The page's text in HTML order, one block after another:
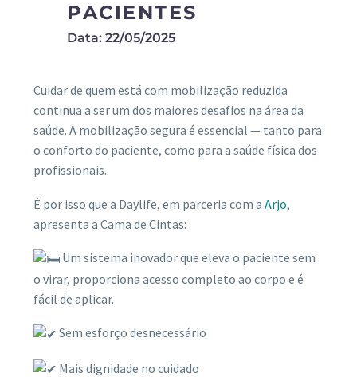
PACIENTES
Data: 22/05/2025
Cuidar de quem está com mobilização reduzida
continua a ser um dos maiores desafios na área da
saúde. A mobilização segura é essencial — tanto para
o conforto do paciente, como para a saúde física dos
profissionais.
É por isso que a Daylife, em parceria com a Arjo,
apresenta a Cama de Cintas:
Um sistema inovador que eleva o paciente sem
o virar, proporciona acesso completo ao corpo e é
fácil de aplicar.
Sem esforço desnecessário
Mais dignidade no cuidado